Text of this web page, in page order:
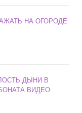
НА ОГОРОДЕ
ДЫНИ В
ВИДЕО